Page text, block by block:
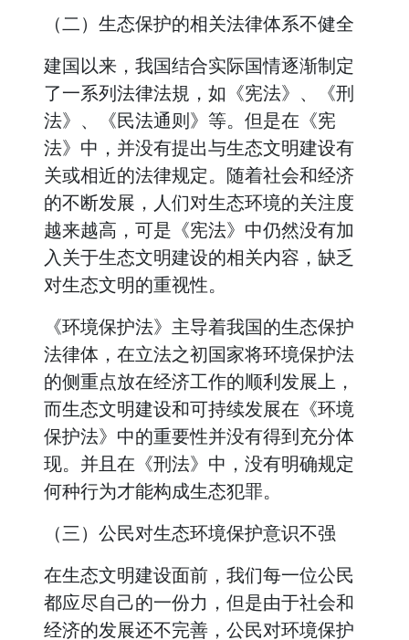
（二）生态保护的相关法律体系不健全
建国以来，我国结合实际国情逐渐制定
了一系列法律法規，如《宪法》、《刑
法》、《民法通则》等。但是在《宪
法》中，并没有提出与生态文明建设有
关或相近的法律规定。随着社会和经济
的不断发展，人们对生态环境的关注度
越来越高，可是《宪法》中仍然没有加
入关于生态文明建设的相关内容，缺乏
对生态文明的重视性。
《环境保护法》主导着我国的生态保护
法律体，在立法之初国家将环境保护法
的侧重点放在经济工作的顺利发展上，
而生态文明建设和可持续发展在《环境
保护法》中的重要性并没有得到充分体
现。并且在《刑法》中，没有明确规定
何种行为才能构成生态犯罪。
（三）公民对生态环境保护意识不强
在生态文明建设面前，我们每一位公民
都应尽自己的一份力，但是由于社会和
经济的发展还不完善，公民对环境保护